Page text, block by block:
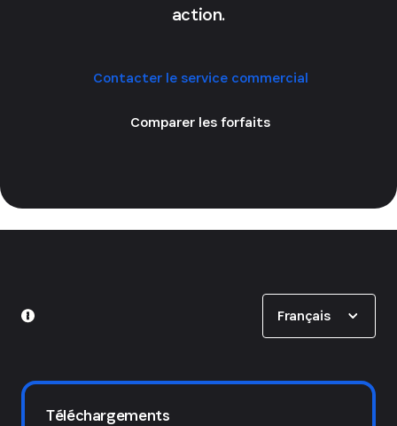
action.
Contacter le service commercial
Comparer les forfaits
Français
Téléchargements